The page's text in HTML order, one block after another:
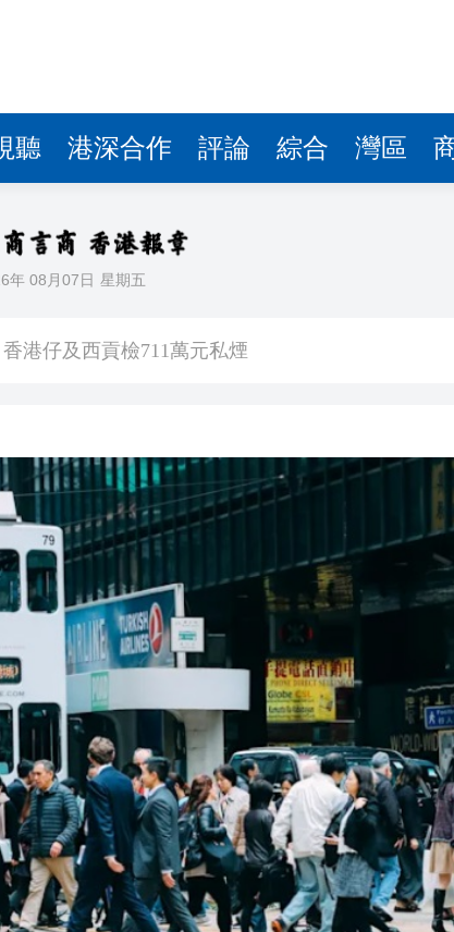
聽 港深合作 評論 綜合 灣區
年 08月07日 星期五
站 檢6000公升柴油拘4男
喊 香港少年力挺中國女排
集資70億
片「一哥」IPO消息引爆半導體板塊
慮升 借貸意慾跌
港仔及西貢檢711萬元私煙
集資70億
一男
片「一哥」IPO消息引爆半導體板塊
慮升 借貸意慾跌
北約戰機攔截 專家指程序成熟屬國際慣例毋需恐慌
港仔及西貢檢711萬元私煙
站 檢6000公升柴油拘4男
喊 香港少年力挺中國女排
集資70億
一男
片「一哥」IPO消息引爆半導體板塊